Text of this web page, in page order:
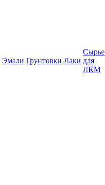
Эмали Грунтовки Лаки
Сырье
для
ЛКМ